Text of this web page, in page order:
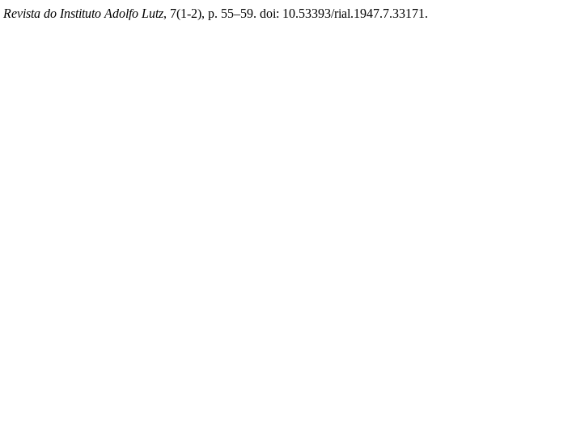
Revista do Instituto Adolfo Lutz, 7(1-2), p. 55–59. doi: 10.53393/rial.1947.7.33171.